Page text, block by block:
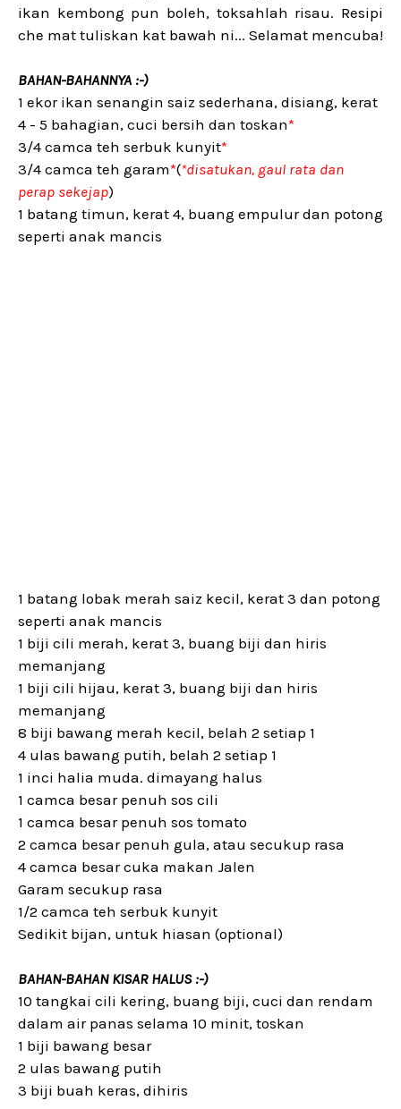
ikan kembong pun boleh, toksahlah risau. Resipi
che mat tuliskan kat bawah ni... Selamat mencuba!
BAHAN-BAHANNYA :-)
1 ekor ikan senangin saiz sederhana, disiang, kerat
4 - 5 bahagian, cuci bersih dan toskan*
3/4 camca teh serbuk kunyit*
3/4 camca teh garam*(*disatukan, gaul rata dan
perap sekejap)
1 batang timun, kerat 4, buang empulur dan potong
seperti anak mancis
1 batang lobak merah saiz kecil, kerat 3 dan potong
seperti anak mancis
1 biji cili merah, kerat 3, buang biji dan hiris
memanjang
1 biji cili hijau, kerat 3, buang biji dan hiris
memanjang
8 biji bawang merah kecil, belah 2 setiap 1
4 ulas bawang putih, belah 2 setiap 1
1 inci halia muda. dimayang halus
1 camca besar penuh sos cili
1 camca besar penuh sos tomato
2 camca besar penuh gula, atau secukup rasa
4 camca besar cuka makan Jalen
Garam secukup rasa
1/2 camca teh serbuk kunyit
Sedikit bijan, untuk hiasan (optional)
BAHAN-BAHAN KISAR HALUS :-)
10 tangkai cili kering, buang biji, cuci dan rendam
dalam air panas selama 10 minit, toskan
1 biji bawang besar
2 ulas bawang putih
3 biji buah keras, dihiris